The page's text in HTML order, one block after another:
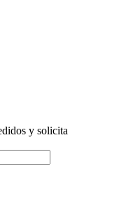
y solicita